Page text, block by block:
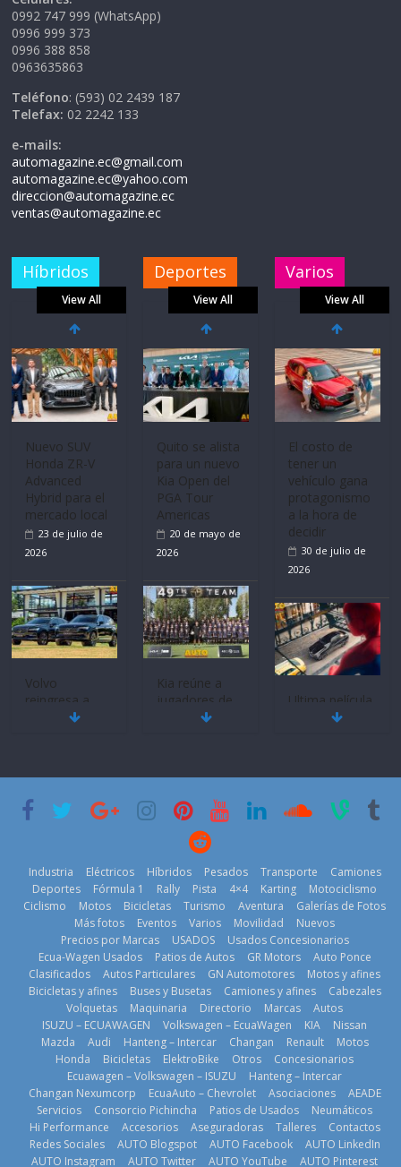
0992 747 999 (WhatsApp)
0996 999 373
0996 388 858
0963635863
Teléfono: (593) 02 2439 187
Telefax: 02 2242 133
e-mails:
automagazine.ec@gmail.com
automagazine.ec@yahoo.com
direccion@automagazine.ec
ventas@automagazine.ec
Híbridos
View All
Volvo
reingresa a
Ecuador de la
mano de
Inchcape y
lanza dos
PHEV
2026
Mercado
2026
4 de agosto de
BMW, Toyota,
Bosch y
prueban flota
que usa
gasolina 100%
renovable
25 de julio de
2026
Deportes
View All
La FEDAK
recibe 12
Sinotruk
Bolden para
cubrir las rutas
de La Vuelta
31 de julio de
Quito se alista
para un nuevo
2026
Kia reúne a
jugadores de
fútbol de todo
el mundo en
‘Kia OMBC
Cup’
6 de mayo de
2026
Varios
View All
Ultima película
‘Spider‑Man:
Brand New
Day’ pone en
escena a
BMW
29 de julio de
2026
¿Qué puede
pasar con tu
3 de agosto de
La FEDAK
recibe 12
Sinotruk
Bolden para
cubrir las rutas
de La Vuelta
31 de julio de
2026
Industria Eléctricos Híbridos Pesados Transporte
Camiones
Deportes
Fórmula 1 Rally Pista 4×4 Karting
Motociclismo
Ciclismo
Motos Bicicletas Turismo Aventura
Galerías de Fotos
Más fotos
Eventos Varios Movilidad
Nuevos
Precios por Marcas
USADOS
Usados Concesionarios
Ecua-Wagen Usados
Patios de Autos GR Motors
Auto Ponce
Clasificados
Autos Particulares GN Automotores
Motos y afines
Bicicletas y afines
Buses y Busetas Camiones y afines
Cabezales
Volquetas
Maquinaria Directorio Marcas
Autos
ISUZU – ECUAWAGEN
Volkswagen – EcuaWagen KIA
Nissan
Mazda
Audi Hanteng – Intercar Changan Renault
Motos
Honda
Bicicletas ElektroBike Otros
Concesionarios
Ecuawagen – Volkswagen – ISUZU
Hanteng – Intercar
Changan Nexumcorp
EcuaAuto – Chevrolet Asociaciones
AEADE
Servicios
Consorcio Pichincha Patios de Usados
Neumáticos
Hi Performance
Accesorios Aseguradoras Talleres
Contactos
Redes Sociales
AUTO Blogspot AUTO Facebook
AUTO LinkedIn
AUTO Instagram
AUTO Twitter AUTO YouTube AUTO Pinterest